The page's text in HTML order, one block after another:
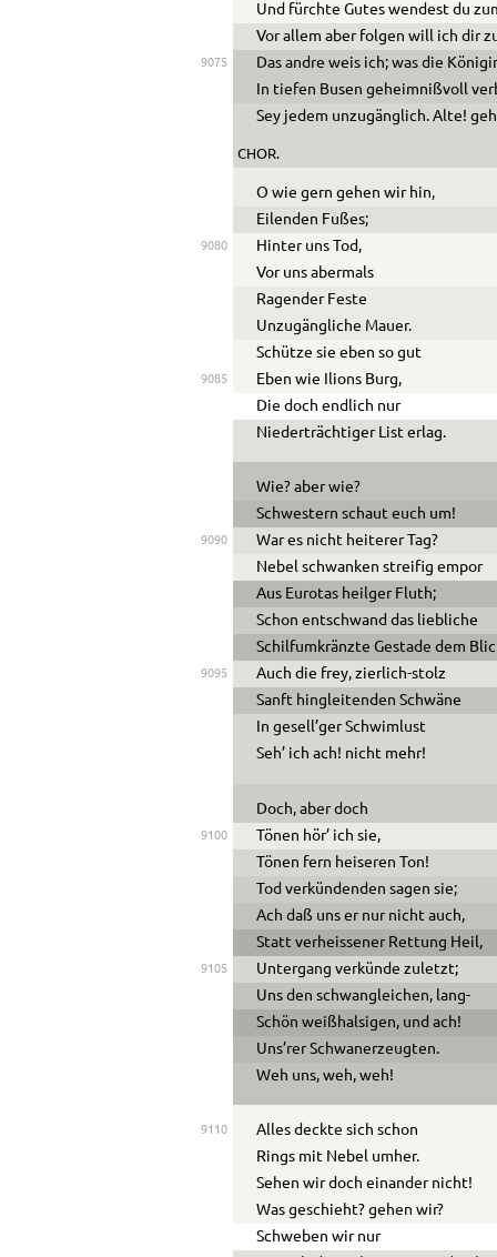
Und fürchte Gutes wendest du
Vor allem aber folgen will ich dir
9075
Das andre weis ich; was die
In tiefen Busen geheimnißvoll
Sey jedem unzugänglich. Alte!
CHOR.
O wie gern gehen wir hin,
Eilenden Fußes;
9080
Hinter uns Tod,
Vor uns abermals
Ragender Feste
Unzugängliche Mauer.
Schütze sie eben so gut
9085
Eben wie Ilions Burg,
Die doch endlich nur
Niederträchtiger List erlag.
Wie? aber wie?
Schwestern schaut euch um!
9090
War es nicht heiterer Tag?
Nebel schwanken streifig empor
Aus Eurotas heilger Fluth;
Schon entschwand das liebliche
Schilfumkränzte Gestade dem
9095
Auch die frey, zierlich-stolz
Sanft hingleitenden Schwäne
In gesell’ger Schwimlust
Seh’ ich ach! nicht mehr!
Doch, aber doch
9100
Tönen hör’ ich sie,
Tönen fern heiseren Ton!
Tod verkündenden sagen sie;
Ach daß uns er nur nicht auch,
Statt verheissener Rettung Heil,
9105
Untergang verkünde zuletzt;
Uns den schwangleichen, lang-
Schön weißhalsigen, und ach!
Uns’rer Schwanerzeugten.
Weh uns, weh, weh!
9110
Alles deckte sich schon
Rings mit Nebel umher.
Sehen wir doch einander nicht!
Was geschieht? gehen wir?
Schweben wir nur